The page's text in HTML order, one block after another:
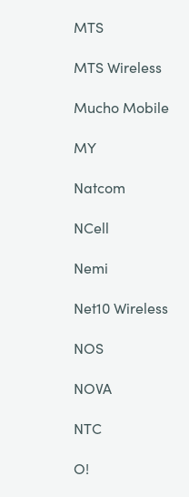
MTS
MTS Wireless
Mucho Mobile
MY
Natcom
NCell
Nemi
Net10 Wireless
NOS
NOVA
NTC
O!